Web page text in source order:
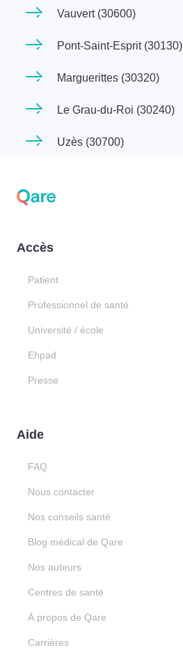
Vauvert (30600)
Pont-Saint-Esprit (30130)
Marguerittes (30320)
Le Grau-du-Roi (30240)
Uzès (30700)
Accès
Patient
Professionnel de santé
Université / école
Ehpad
Presse
Aide
FAQ
Nous contacter
Nos conseils santé
Blog médical de Qare
Nos auteurs
Centres de santé
À propos de Qare
Carrières